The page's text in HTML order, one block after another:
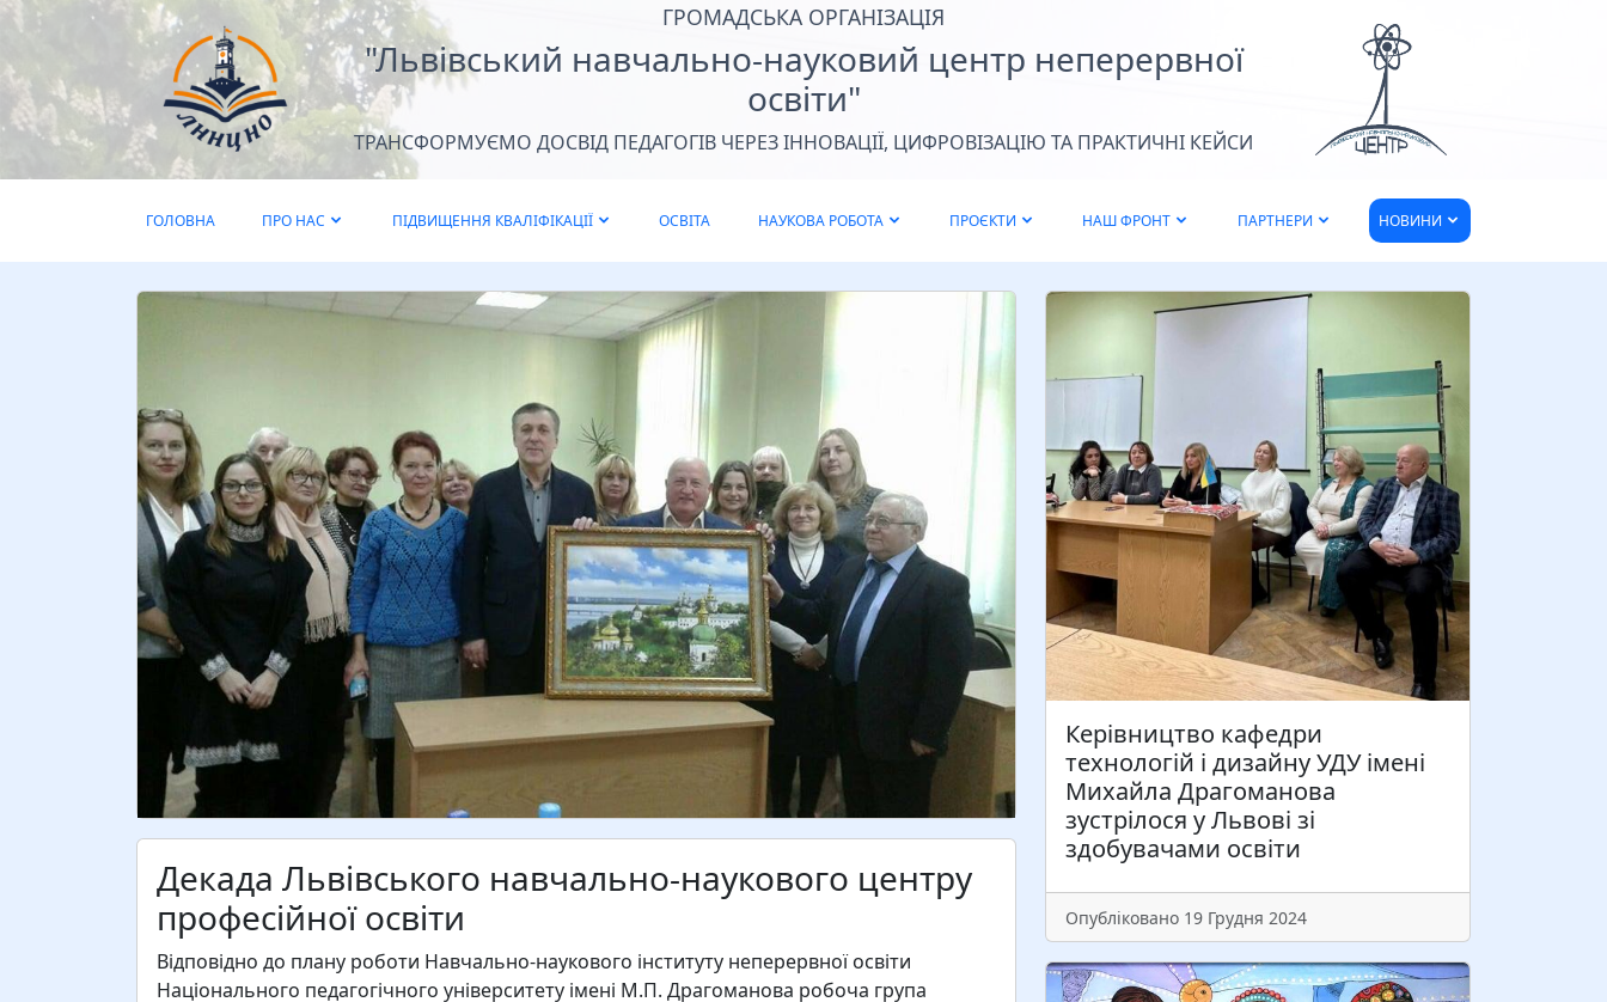
ГРОМАДСЬКА ОРГАНІЗАЦІЯ
"Львівський навчально-науковий центр неперервної
освіти"
ТРАНСФОРМУЄМО ДОСВІД ПЕДАГОГІВ ЧЕРЕЗ ІННОВАЦІЇ, ЦИФРОВІЗАЦІЮ ТА ПРАКТИЧНІ КЕЙСИ
ГОЛОВНА ПРО НАС ПІДВИЩЕННЯ КВАЛІФІКАЦІЇ ОСВІТА НАУКОВА РОБОТА ПРОЄКТИ НАШ ФРОНТ ПАРТНЕРИ НОВИНИ
Декада Львівського навчально-наукового центру
професійної освіти
Відповідно до плану роботи Навчально-наукового інституту неперервної освіти
Національного педагогічного університету імені М.П. Драгоманова робоча група
Харламенко, Лілією Дерман і…
Керівництво кафедри
технологій і дизайну УДУ імені
Михайла Драгоманова
зустрілося у Львові зі
здобувачами освіти
Опубліковано 19 Грудня 2024
Колектив Львівського навчально-
наукового центру професійної освіти НПУ
ім. М. Драгоманова щиро вітає вас і ваші
родини з Воскресінням Христовим! Нехай
це величне свято наповнить ваші серця
світлими почуттями надії і…
Читати більше